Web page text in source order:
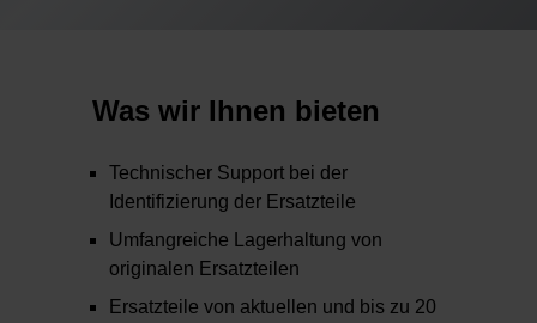
Was wir Ihnen bieten
Technischer Support bei der
Identifizierung der Ersatzteile
Umfangreiche Lagerhaltung von
originalen Ersatzteilen
Ersatzteile von aktuellen und bis zu 20